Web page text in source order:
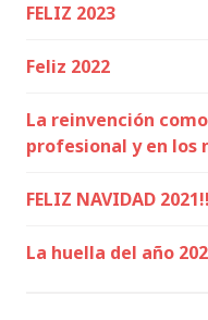
FELIZ 2023
Feliz 2022
La reinvención
profesional y en los
FELIZ NAVIDAD 2021!!
La huella del año